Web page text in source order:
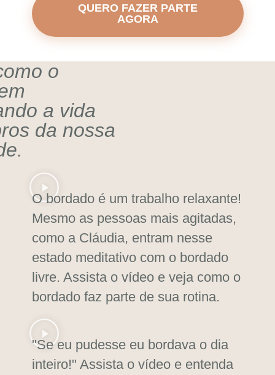
QUERO FAZER PARTE
AGORA
o
a vida
da nossa
O bordado é um trabalho relaxante!
Mesmo as pessoas mais agitadas,
como a Cláudia, entram nesse
estado meditativo com o bordado
livre. Assista o vídeo e veja como o
bordado faz parte de sua rotina.
"Se eu pudesse eu bordava o dia
inteiro!" Assista o vídeo e entenda